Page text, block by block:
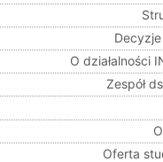
O działalności
Zespół
Oferta